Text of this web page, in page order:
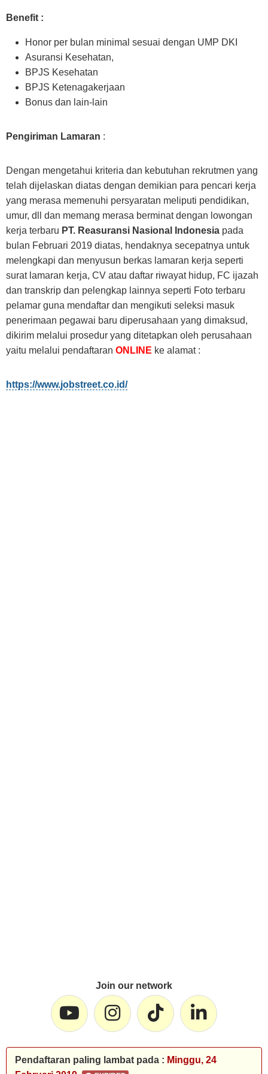
Benefit :
Honor per bulan minimal sesuai dengan UMP DKI
Asuransi Kesehatan,
BPJS Kesehatan
BPJS Ketenagakerjaan
Bonus dan lain-lain
Pengiriman Lamaran :
Dengan mengetahui kriteria dan kebutuhan rekrutmen yang
telah dijelaskan diatas dengan demikian para pencari kerja
yang merasa memenuhi persyaratan meliputi pendidikan,
umur, dll dan memang merasa berminat dengan lowongan
kerja terbaru PT. Reasuransi Nasional Indonesia pada
bulan Februari 2019 diatas, hendaknya secepatnya untuk
melengkapi dan menyusun berkas lamaran kerja seperti
surat lamaran kerja, CV atau daftar riwayat hidup, FC ijazah
dan transkrip dan pelengkap lainnya seperti Foto terbaru
pelamar guna mendaftar dan mengikuti seleksi masuk
penerimaan pegawai baru diperusahaan yang dimaksud,
dikirim melalui prosedur yang ditetapkan oleh perusahaan
yaitu melalui pendaftaran ONLINE ke alamat :
https://www.jobstreet.co.id/
Join our network
Pendaftaran paling lambat pada : Minggu, 24